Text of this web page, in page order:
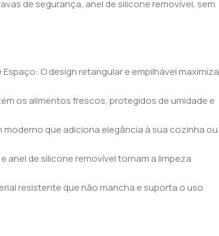
de segurança, anel de silicone removível, sem
O design retangular e empilhável maximiza
os alimentos frescos, protegidos de umidade e
que adiciona elegância à sua cozinha ou
anel de silicone removível tornam a limpeza
resistente que não mancha e suporta o uso